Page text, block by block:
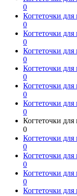
0
Когтеточки
0
Когтеточки
0
Когтеточки
0
Когтеточки
0
Когтеточки
0
Когтеточки
0
Когтеточки
0
Когтеточки
0
Когтеточки
0
Когтеточки для
0
Когтеточки